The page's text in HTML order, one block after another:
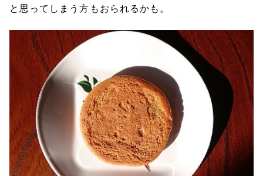
と思ってしまう方もおられるかも。